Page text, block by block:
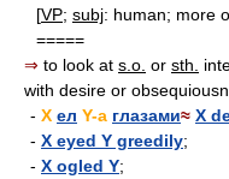
[VP; subj: human; more
=====
⇒ to look at s.o. or sth.
with desire or
- X ел Y-а глазами≈ X
- X eyed Y greedily;
- X ogled Y;